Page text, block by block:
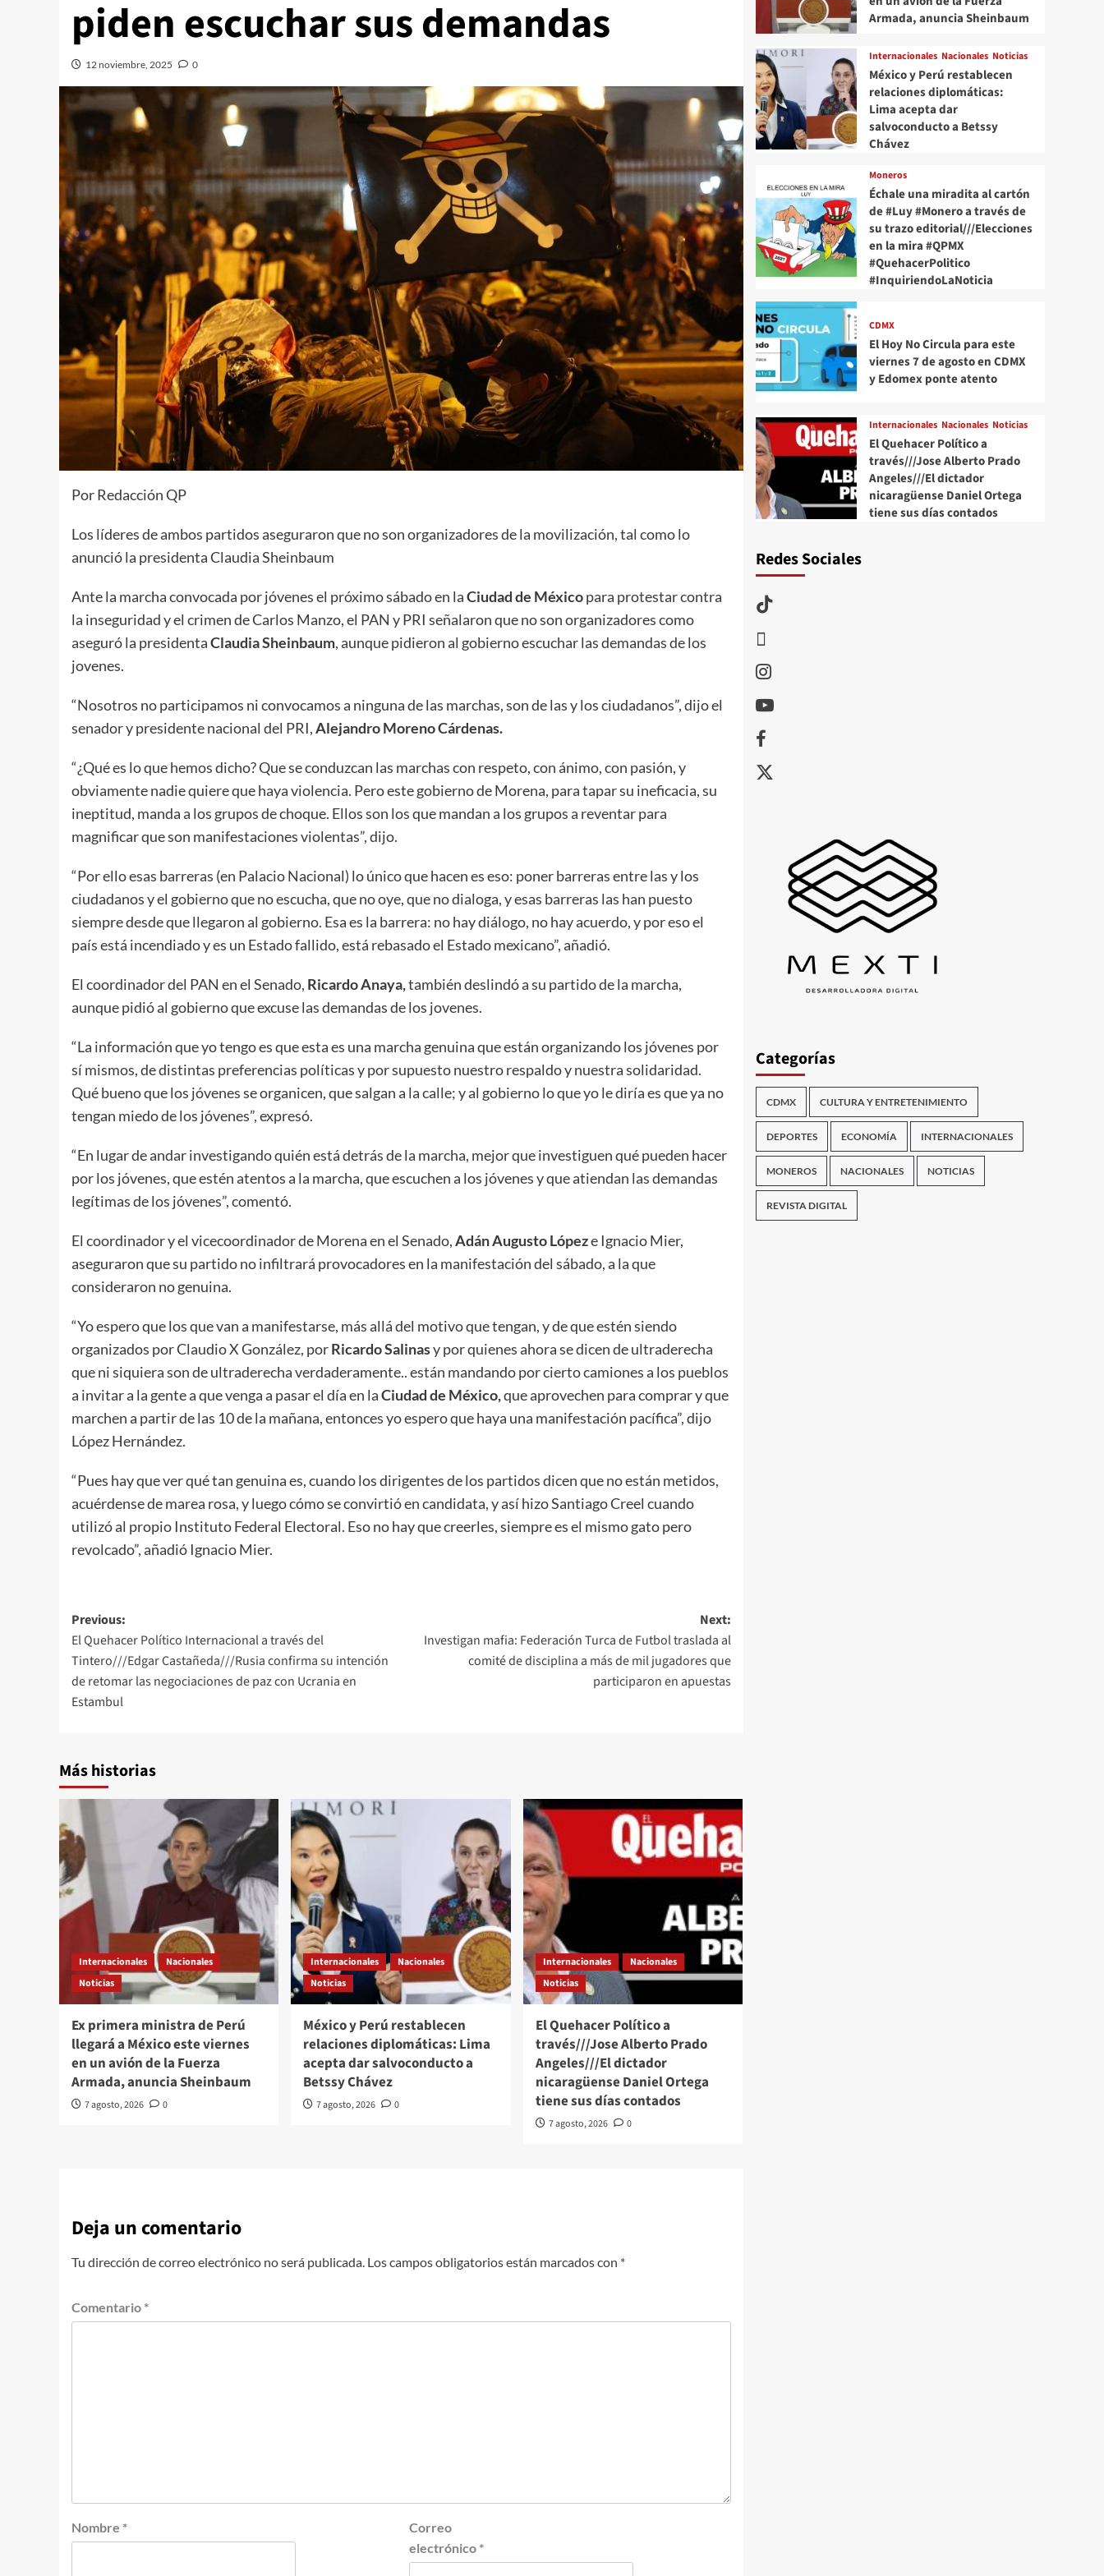
piden escuchar sus demandas
12 noviembre, 2025 0
Por Redacción QP
Los líderes de ambos partidos aseguraron que no son organizadores de la movilización, tal como lo
anunció la presidenta Claudia Sheinbaum
Ante la marcha convocada por jóvenes el próximo sábado en laCiudad de Méxicopara protestar contra
la inseguridad y el crimen de Carlos Manzo, el PAN y PRI señalaron que no son organizadores como
aseguró la presidentaClaudia Sheinbaum, aunque pidieron al gobierno escuchar las demandas de los
jovenes.
“Nosotros no participamos ni convocamos a ninguna de las marchas, son de las y los ciudadanos”, dijo el
senador y presidente nacional del PRI,Alejandro Moreno Cárdenas.
“¿Qué es lo que hemos dicho? Que se conduzcan las marchas con respeto, con ánimo, con pasión, y
obviamente nadie quiere que haya violencia. Pero este gobierno de Morena, para tapar su ineficacia, su
ineptitud, manda a los grupos de choque. Ellos son los que mandan a los grupos a reventar para
magnificar que son manifestaciones violentas”, dijo.
“Por ello esas barreras (en Palacio Nacional) lo único que hacen es eso: poner barreras entre las y los
ciudadanos y el gobierno que no escucha, que no oye, que no dialoga, y esas barreras las han puesto
siempre desde que llegaron al gobierno. Esa es la barrera: no hay diálogo, no hay acuerdo, y por eso el
país está incendiado y es un Estado fallido, está rebasado el Estado mexicano”, añadió.
El coordinador del PAN en el Senado, Ricardo Anaya,también deslindó a su partido de la marcha,
aunque pidió al gobierno que excuse las demandas de los jovenes.
“La información que yo tengo es que esta es una marcha genuina que están organizando los jóvenes por
sí mismos, de distintas preferencias políticas y por supuesto nuestro respaldo y nuestra solidaridad.
Qué bueno que los jóvenes se organicen, que salgan a la calle; y al gobierno lo que yo le diría es que ya no
tengan miedo de los jóvenes”, expresó.
“En lugar de andar investigando quién está detrás de la marcha, mejor que investiguen qué pueden hacer
por los jóvenes, que estén atentos a la marcha, que escuchen a los jóvenes y que atiendan las demandas
legítimas de los jóvenes”, comentó.
El coordinador y el vicecoordinador de Morena en el Senado,Adán Augusto Lópeze Ignacio Mier,
aseguraron que su partido no infiltrará provocadores en la manifestación del sábado, a la que
consideraron no genuina.
“Yo espero que los que van a manifestarse, más allá del motivo que tengan, y de que estén siendo
organizados por Claudio X González, porRicardo Salinasy por quienes ahora se dicen de ultraderecha
que ni siquiera son de ultraderecha verdaderamente.. están mandando por cierto camiones a los pueblos
a invitar a la gente a que venga a pasar el día en laCiudad de México,que aprovechen para comprar y que
marchen a partir de las 10 de la mañana, entonces yo espero que haya una manifestación pacífica”, dijo
López Hernández.
“Pues hay que ver qué tan genuina es, cuando los dirigentes de los partidos dicen que no están metidos,
acuérdense de marea rosa, y luego cómo se convirtió en candidata, y así hizo Santiago Creel cuando
utilizó al propio Instituto Federal Electoral. Eso no hay que creerles, siempre es el mismo gato pero
revolcado”, añadió Ignacio Mier.
Post
navigation
Previous:
El Quehacer Político Internacional a través del
Tintero///Edgar Castañeda///Rusia confirma su intención
de retomar las negociaciones de paz con Ucrania en
Estambul
Next:
Investigan mafia: Federación Turca de Futbol traslada al
comité de disciplina a más de mil jugadores que
participaron en apuestas
Más historias
Internacionales
Nacionales
Noticias
Ex primera ministra de Perú
llegará a México este viernes
en un avión de la Fuerza
Armada, anuncia Sheinbaum
7 agosto, 2026 0
Internacionales
Nacionales
Noticias
México y Perú restablecen
relaciones diplomáticas: Lima
acepta dar salvoconducto a
Betssy Chávez
7 agosto, 2026 0
Internacionales
Nacionales
Noticias
El Quehacer Político a
través///Jose Alberto Prado
Angeles///El dictador
nicaragüense Daniel Ortega
tiene sus días contados
7 agosto, 2026 0
Deja un comentario
Tu dirección de correo electrónico no será publicada. Los campos obligatorios están marcados con *
Comentario *
Nombre *
Correo
electrónico *
Armada, anuncia Sheinbaum
Internacionales Nacionales Noticias
México y Perú restablecen
relaciones diplomáticas:
Lima acepta dar
salvoconducto a Betssy
Chávez
Moneros
Échale una miradita al cartón
de #Luy #Monero a través de
su trazo editorial///Elecciones
en la mira #QPMX
#QuehacerPolitico
#InquiriendoLaNoticia
CDMX
El Hoy No Circula para este
viernes 7 de agosto en CDMX
y Edomex ponte atento
Internacionales Nacionales Noticias
El Quehacer Político a
través///Jose Alberto Prado
Angeles///El dictador
nicaragüense Daniel Ortega
tiene sus días contados
Redes Sociales
TikTok
Instagram
Youtube
Facebook
X
Categorías
CDMX CULTURA Y ENTRETENIMIENTO
DEPORTES ECONOMÍA INTERNACIONALES
MONEROS NACIONALES NOTICIAS
REVISTA DIGITAL